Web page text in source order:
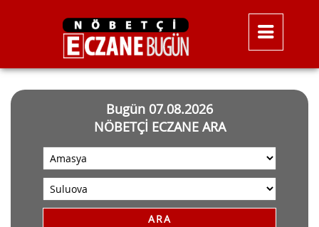
Bugün 07.08.2026
NÖBETÇİ ECZANE ARA